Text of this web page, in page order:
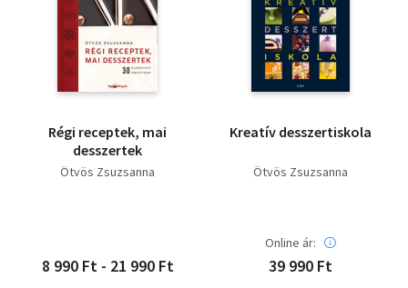
Régi receptek, mai
desszertek
Ötvös Zsuzsanna
8 990 Ft - 21 990 Ft
Kreatív desszertiskola
Ötvös Zsuzsanna
Online ár:
39 990 Ft